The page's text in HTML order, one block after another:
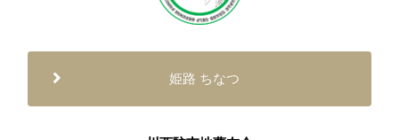
姫路 ちなつ